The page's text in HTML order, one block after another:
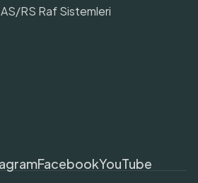
RS Raf Sistemleri
FacebookYouTube